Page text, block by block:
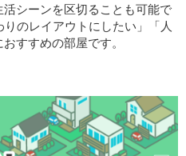
シーンを区切ることも可能で
のレイアウトにしたい」「人
すすめの部屋です。